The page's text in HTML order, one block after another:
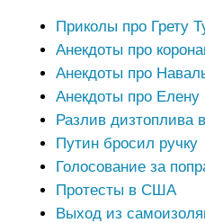
Приколы про Грету
Анекдоты про
Анекдоты про
Анекдоты про
Разлив дизтоплива
Путин бросил ручку
Голосование за
Протесты в США
Выход из